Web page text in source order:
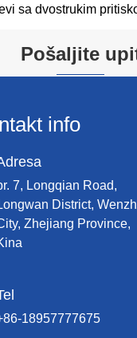
sa dvostrukim
Pošaljite
info
7, Longqian Road,
District,
Zhejiang Province,
18957777675